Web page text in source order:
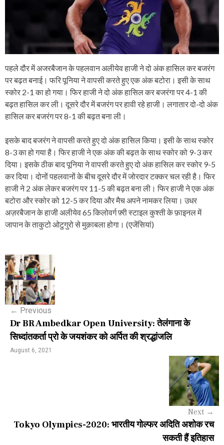
पहले दौर में अजरबैजान के पहलवान अलीयेव हाजी ने दो अंक हासिल कर बजरंग
पर बढ़त बनाई। फरि पूनिया ने वापसी करते हुए एक अंक बटोरा। इसी के साथ
स्कोर 2-1 का हो गया। फिर हाजी ने दो अंक हासिल कर बजरंगा पर 4-1 की
बढ़त हासिल कर ली। दूसरे दौर में बजरंग पर हावी रहे हाजी। लगातार दो-दो अंक
हासिल कर बजरंग पर 8-1 की बढ़त बना ली।
इसके बाद बजरंग ने वापसी करते हुए दो अंक हासिल किया। इसी के साथ स्कोर
8-3 का हो गया है। फिर हाजी ने एक अंक की बढ़त के साथ स्कोर को 9-3 कर
दिया। इसके ठीक बाद पूनिया ने वापसी करते हुए दो अंक हासिल कर स्कोर 9-5
कर दिया। दोनों पहलवानों के बीच दूसरे दौर में जोरदार टक्कर चल रही है। फिर
हाजी ने 2 अंक लेकर बजरंग पर 11-5 की बढ़त बना ली। फिर हाजी ने एक अंक
बटोरा और स्कोर को 12-5 कर दिया और मैच अपने नामकर लिया। उधर
अज़रबैजान के हाजी अलीयेव 65 किलोवर्ग फ़्री स्टाइल कुश्ती के फ़ाइनल में
जापान के ताकुटो ओटुगुरो से मुक़ाबला होगा। (एजेंसियां)
P
o
s
n
a
← Previous
Dr BR Ambedkar Open University: तेलंगाना के
सिध्दांतकर्ता प्रो के जयशंकर को अर्पित की श्रद्धांजलि
August 6, 2021
Next →
Tokyo Olympics-2020: भारतीय गोल्फर अदिति अशोक रच
सकती हैं इतिहास